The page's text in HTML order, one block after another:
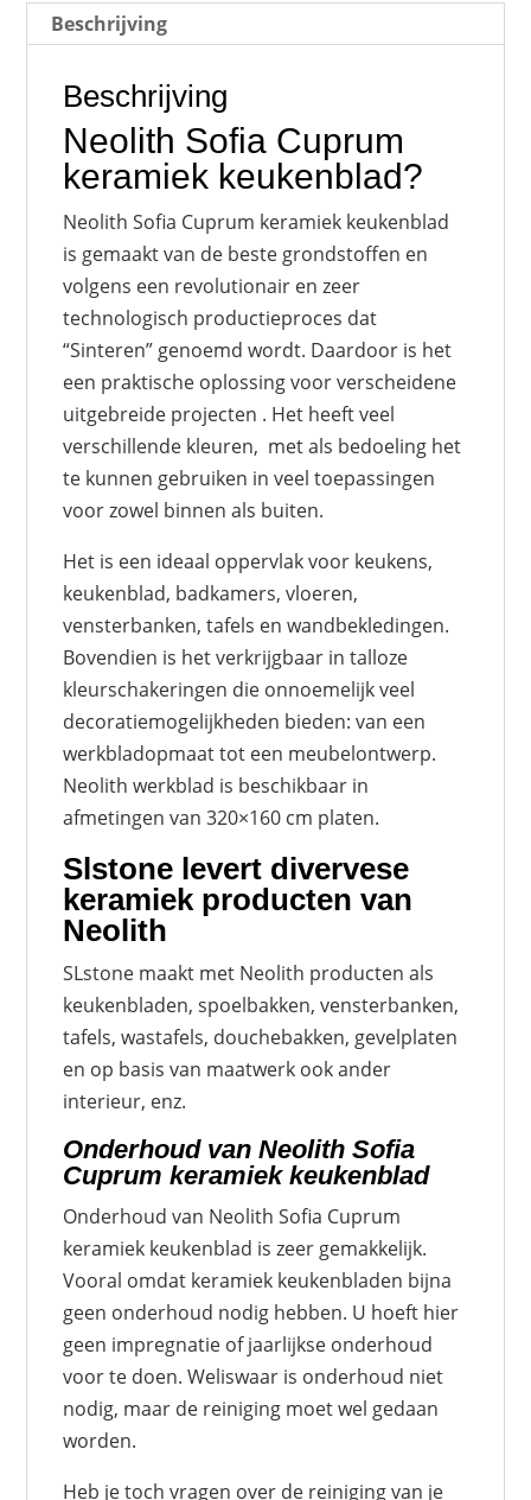
Beschrijving
Beschrijving
Neolith Sofia Cuprum
keramiek keukenblad?
Neolith Sofia Cuprum keramiek keukenblad
is gemaakt van de beste grondstoffen en
volgens een revolutionair en zeer
technologisch productieproces dat
“Sinteren” genoemd wordt. Daardoor is het
een praktische oplossing voor verscheidene
uitgebreide projecten . Het heeft veel
verschillende kleuren, met als bedoeling het
te kunnen gebruiken in veel toepassingen
voor zowel binnen als buiten.
Het is een ideaal oppervlak voor keukens,
keukenblad, badkamers, vloeren,
vensterbanken, tafels en wandbekledingen.
Bovendien is het verkrijgbaar in talloze
kleurschakeringen die onnoemelijk veel
decoratiemogelijkheden bieden: van een
werkbladopmaat tot een meubelontwerp.
Neolith werkblad is beschikbaar in
afmetingen van 320×160 cm platen.
Slstone levert divervese
keramiek producten van
Neolith
SLstone maakt met Neolith producten als
keukenbladen, spoelbakken, vensterbanken,
tafels, wastafels, douchebakken, gevelplaten
en op basis van maatwerk ook ander
interieur, enz.
Onderhoud van Neolith Sofia
Cuprum keramiek keukenblad
Onderhoud van Neolith Sofia Cuprum
keramiek keukenblad is zeer gemakkelijk.
Vooral omdat keramiek keukenbladen bijna
geen onderhoud nodig hebben. U hoeft hier
geen impregnatie of jaarlijkse onderhoud
voor te doen. Weliswaar is onderhoud niet
nodig, maar de reiniging moet wel gedaan
worden.
Heb je toch vragen over de reiniging van je